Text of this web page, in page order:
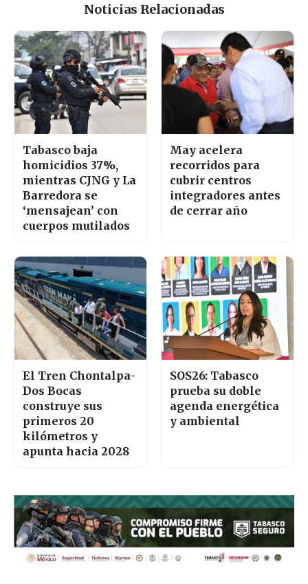
Noticias Relacionadas
Tabasco baja
homicidios 37%,
mientras CJNG y La
Barredora se
‘mensajean’ con
cuerpos mutilados
May acelera
recorridos para
cubrir centros
integradores antes
de cerrar año
El Tren Chontalpa-
Dos Bocas
construye sus
primeros 20
kilómetros y
apunta hacia 2028
SOS26: Tabasco
prueba su doble
agenda energética
y ambiental